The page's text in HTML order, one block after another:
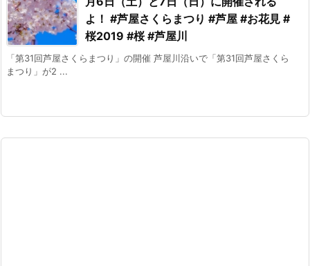
よ！ #芦屋さくらまつり #芦屋 #お花見 #
桜2019 #桜 #芦屋川
「第31回芦屋さくらまつり」の開催 芦屋川沿いで「第31回芦屋さくら
まつり」が2 ...